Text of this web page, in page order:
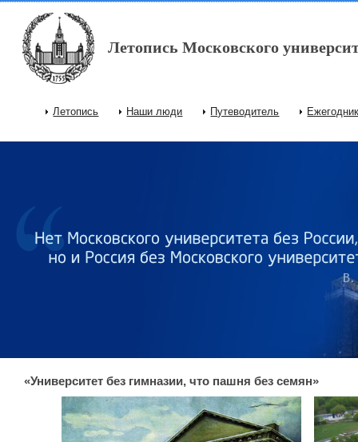
Перейти к основному содержанию
Летопись Московского
Главное меню
Летопись Наши люди Путеводитель
«Университет без гимназии, что пашня без семян»